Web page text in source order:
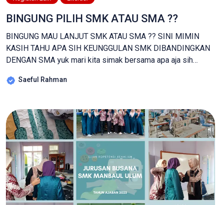
BINGUNG PILIH SMK ATAU SMA ??
BINGUNG MAU LANJUT SMK ATAU SMA ?? SINI MIMIN
KASIH TAHU APA SIH KEUNGGULAN SMK DIBANDINGKAN
DENGAN SMA yuk mari kita simak bersama apa aja sih
pilihan ceras ? Di persimpangan jalan setelah pendidikan
melanjutkan ke Sekolah Menengah Atas (SMA) atau […]
Saeful Rahman